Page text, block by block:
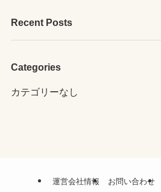
Recent Posts
Categories
カテゴリーなし
運営会社情報 お問い合わせ